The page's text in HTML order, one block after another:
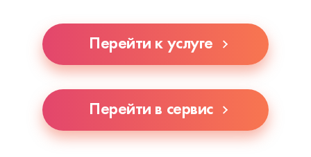
Перейти к услуге
Перейти в сервис